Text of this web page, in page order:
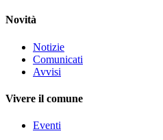
Novità
Notizie
Comunicati
Avvisi
Vivere il comune
Eventi